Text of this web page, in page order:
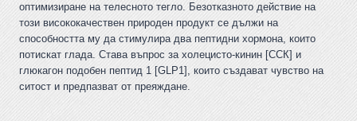
оптимизиране на телесното тегло. Безотказното действие на
този висококачествен природен продукт се дължи на
способността му да стимулира два пептидни хормона, които
потискат глада. Става въпрос за холецисто-кинин [ССК] и
глюкагон подобен пептид 1 [GLP1], които създават чувство на
ситост и предпазват от преяждане.